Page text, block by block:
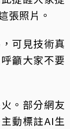
張照片。
可見技術真
籲大家不要
。部分網友
動標註AI生